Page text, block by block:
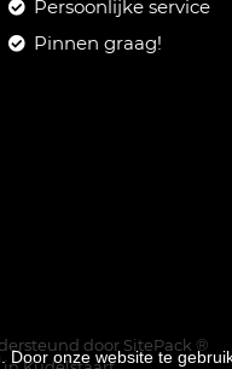
Persoonlijke service
Pinnen graag!
door SitePack ®
onze website te